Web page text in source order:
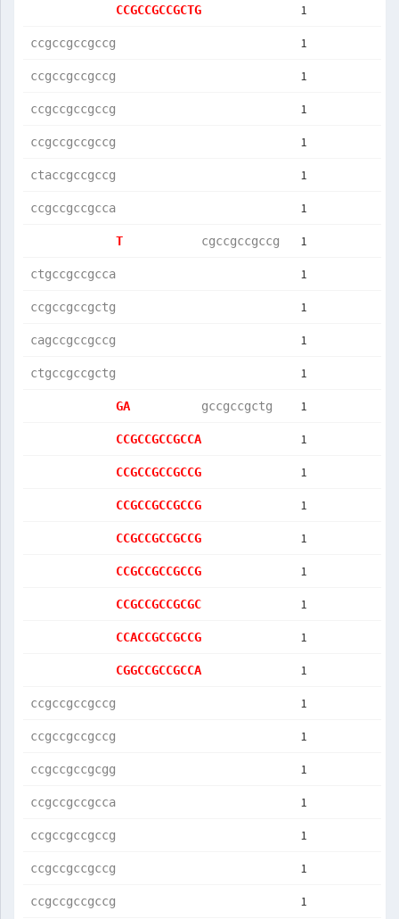
CCGCCGCCGCTG 1
ccgccgccgccg 1
ccgccgccgccg 1
ccgccgccgccg 1
ccgccgccgccg 1
ctaccgccgccg 1
ccgccgccgcca 1
T cgccgccgccg 1
ctgccgccgcca 1
ccgccgccgctg 1
cagccgccgccg 1
ctgccgccgctg 1
GA gccgccgctg 1
CCGCCGCCGCCA 1
CCGCCGCCGCCG 1
CCGCCGCCGCCG 1
CCGCCGCCGCCG 1
CCGCCGCCGCCG 1
CCGCCGCCGCGC 1
CCACCGCCGCCG 1
CGGCCGCCGCCA 1
ccgccgccgccg 1
ccgccgccgccg 1
ccgccgccgcgg 1
ccgccgccgcca 1
ccgccgccgccg 1
ccgccgccgccg 1
ccgccgccgccg 1